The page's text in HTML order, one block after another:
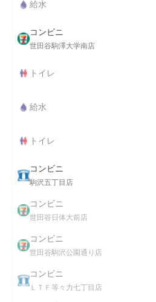
給水
コンビニ
世田谷駒澤大学南店
トイレ
給水
トイレ
コンビニ
駒沢五丁目店
コンビニ
世田谷日体大前店
コンビニ
世田谷駒沢公園通り店
コンビニ
ＬＴＦ等々力七丁目店